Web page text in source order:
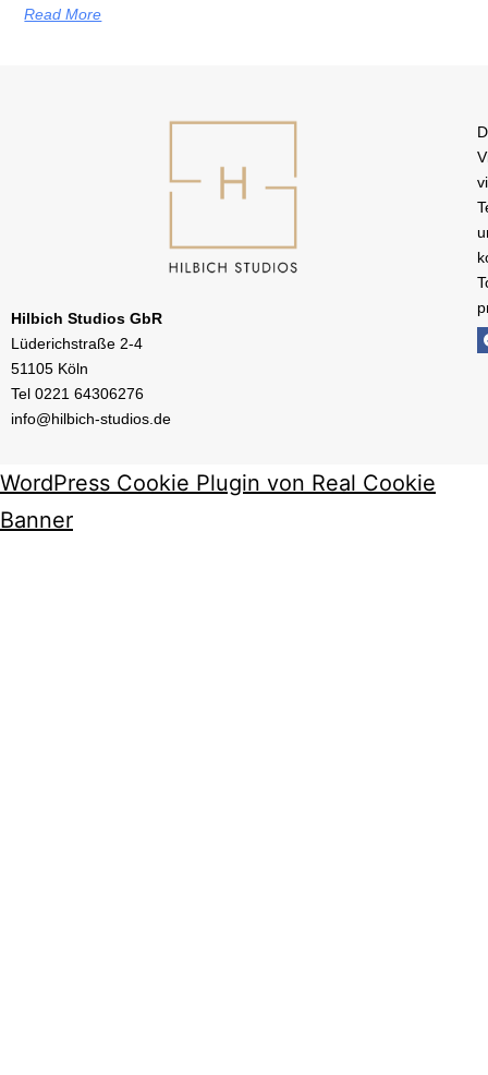
Read More
Hilbich Studios GbR
Lüderichstraße 2-4
51105 Köln
Tel 0221 64306276
info@hilbich-studios.de
WordPress Cookie Plugin von Real Cookie
Banner